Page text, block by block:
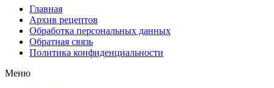
Главная
Архив рецептов
Обработка персональных данных
Обратная связь
Политика конфиденциальности
Меню